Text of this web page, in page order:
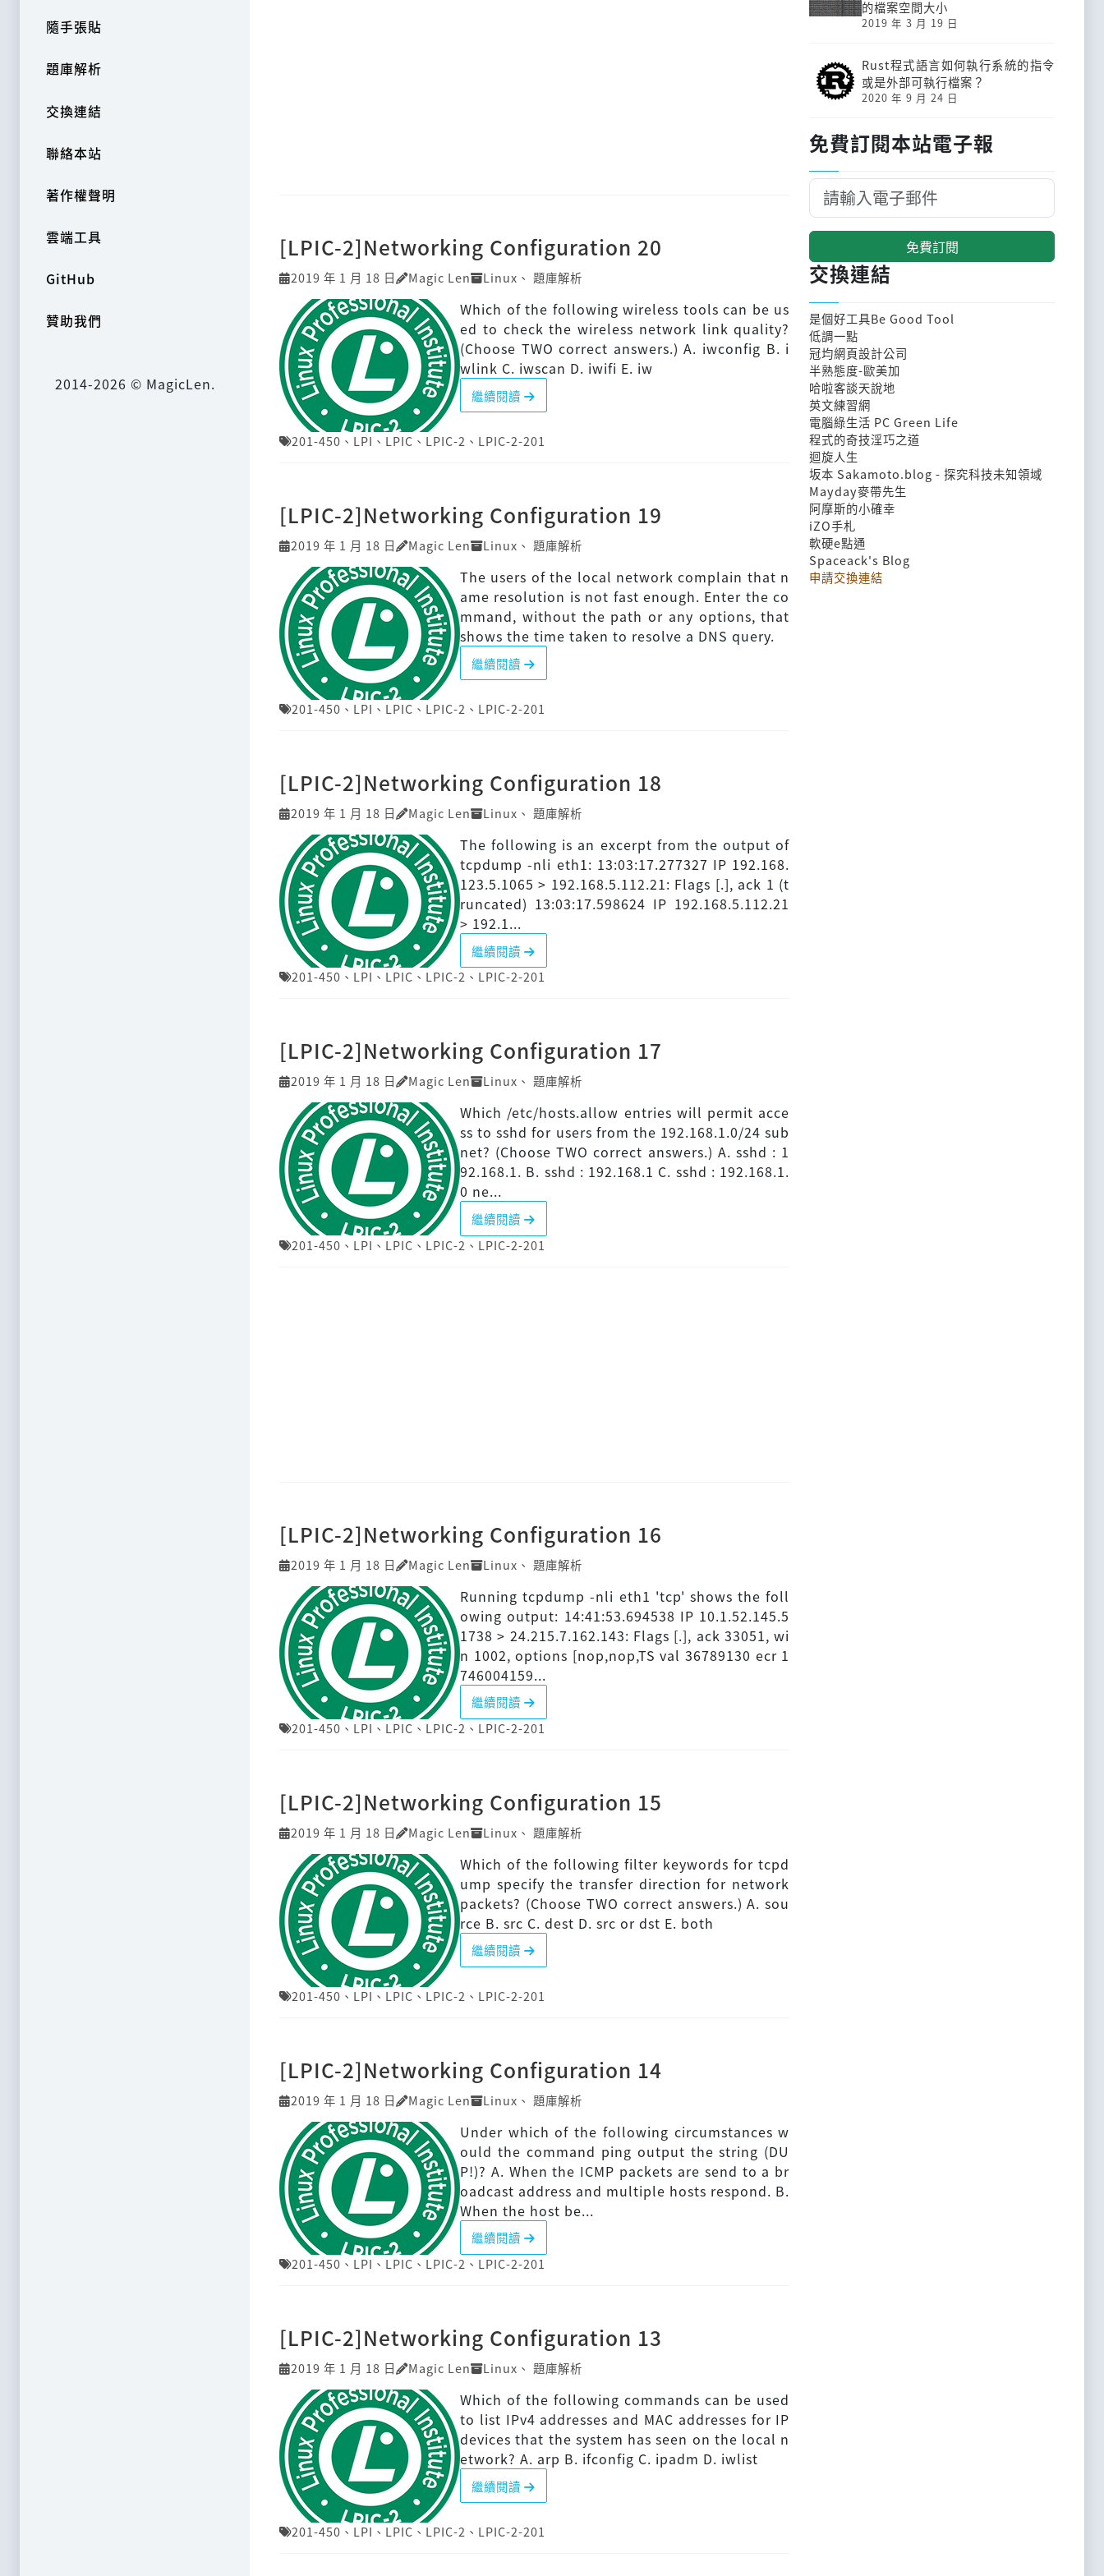
隨手張貼
題庫解析
交換連結
聯絡本站
著作權聲明
雲端工具
GitHub
贊助我們
2014-2026 © MagicLen.
[LPIC-2]Networking Configuration 20
2019 年 1 月 18 日 Magic Len Linux 、 題庫解析
Which of the following wireless tools can be us
ed to check the wireless network link quality?
(Choose TWO correct answers.) A. iwconfig B. i
wlink C. iwscan D. iwifi E. iw
繼續閱讀
201-450 、 LPI 、 LPIC 、 LPIC-2 、 LPIC-2-201
[LPIC-2]Networking Configuration 19
2019 年 1 月 18 日 Magic Len Linux 、 題庫解析
The users of the local network complain that n
ame resolution is not fast enough. Enter the co
mmand, without the path or any options, that
shows the time taken to resolve a DNS query.
繼續閱讀
201-450 、 LPI 、 LPIC 、 LPIC-2 、 LPIC-2-201
[LPIC-2]Networking Configuration 18
2019 年 1 月 18 日 Magic Len Linux 、 題庫解析
The following is an excerpt from the output of
tcpdump -nli eth1: 13:03:17.277327 IP 192.168.
123.5.1065 > 192.168.5.112.21: Flags [.], ack 1 (t
runcated) 13:03:17.598624 IP 192.168.5.112.21
> 192.1...
繼續閱讀
201-450 、 LPI 、 LPIC 、 LPIC-2 、 LPIC-2-201
[LPIC-2]Networking Configuration 17
2019 年 1 月 18 日 Magic Len Linux 、 題庫解析
Which /etc/hosts.allow entries will permit acce
ss to sshd for users from the 192.168.1.0/24 sub
net? (Choose TWO correct answers.) A. sshd : 1
92.168.1. B. sshd : 192.168.1 C. sshd : 192.168.1.
0 ne...
繼續閱讀
201-450 、 LPI 、 LPIC 、 LPIC-2 、 LPIC-2-201
[LPIC-2]Networking Configuration 16
2019 年 1 月 18 日 Magic Len Linux 、 題庫解析
Running tcpdump -nli eth1 'tcp' shows the foll
owing output: 14:41:53.694538 IP 10.1.52.145.5
1738 > 24.215.7.162.143: Flags [.], ack 33051, wi
n 1002, options [nop,nop,TS val 36789130 ecr 1
746004159...
繼續閱讀
201-450 、 LPI 、 LPIC 、 LPIC-2 、 LPIC-2-201
[LPIC-2]Networking Configuration 15
2019 年 1 月 18 日 Magic Len Linux 、 題庫解析
Which of the following filter keywords for tcpd
ump specify the transfer direction for network
packets? (Choose TWO correct answers.) A. sou
rce B. src C. dest D. src or dst E. both
繼續閱讀
201-450 、 LPI 、 LPIC 、 LPIC-2 、 LPIC-2-201
[LPIC-2]Networking Configuration 14
2019 年 1 月 18 日 Magic Len Linux 、 題庫解析
Under which of the following circumstances w
ould the command ping output the string (DU
P!)? A. When the ICMP packets are send to a br
oadcast address and multiple hosts respond. B.
When the host be...
繼續閱讀
201-450 、 LPI 、 LPIC 、 LPIC-2 、 LPIC-2-201
[LPIC-2]Networking Configuration 13
2019 年 1 月 18 日 Magic Len Linux 、 題庫解析
Which of the following commands can be used
to list IPv4 addresses and MAC addresses for IP
devices that the system has seen on the local n
etwork? A. arp B. ifconfig C. ipadm D. iwlist
繼續閱讀
201-450 、 LPI 、 LPIC 、 LPIC-2 、 LPIC-2-201
的檔案空間大小
2019 年 3 月 19 日
Rust程式語言如何執行系統的指令
或是外部可執行檔案？
2020 年 9 月 24 日
免費訂閱本站電子報
免費訂閱
交換連結
是個好工具Be Good Tool
低調一點
冠均網頁設計公司
半熟態度-歐美加
哈啦客談天說地
英文練習網
電腦綠生活 PC Green Life
程式的奇技淫巧之道
迴旋人生
坂本 Sakamoto.blog - 探究科技未知領域
Mayday麥帶先生
阿摩斯的小確幸
iZO手札
軟硬e點通
Spaceack's Blog
申請交換連結